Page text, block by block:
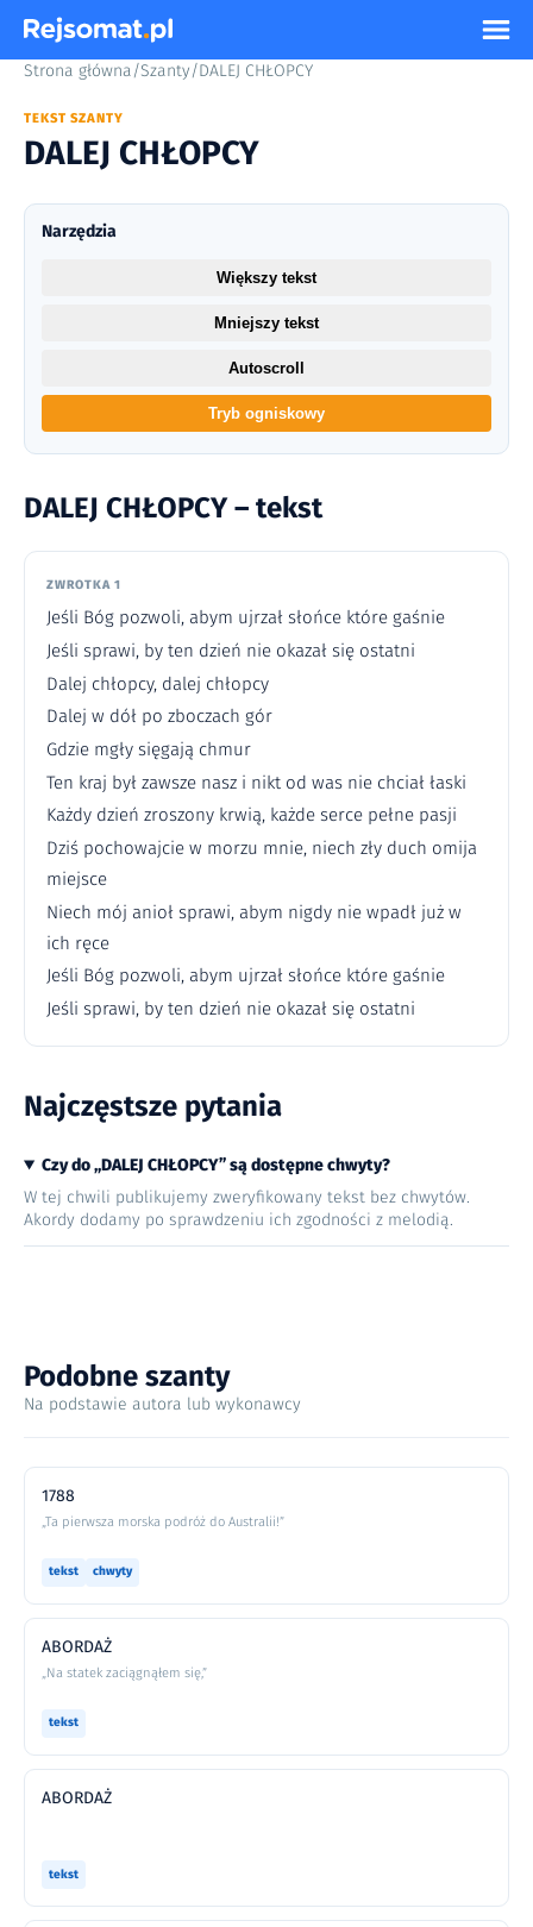
Strona główna/Szanty/DALEJ CHŁOPCY
TEKST SZANTY
DALEJ CHŁOPCY
DALEJ CHŁOPCY – tekst
ZWROTKA 1
Jeśli Bóg pozwoli, abym ujrzał słońce które gaśnie
Jeśli sprawi, by ten dzień nie okazał się ostatni
Dalej chłopcy, dalej chłopcy
Dalej w dół po zboczach gór
Gdzie mgły sięgają chmur
Ten kraj był zawsze nasz i nikt od was nie chciał łaski
Każdy dzień zroszony krwią, każde serce pełne pasji
Dziś pochowajcie w morzu mnie, niech zły duch omija
miejsce
Niech mój anioł sprawi, abym nigdy nie wpadł już w
ich ręce
Jeśli Bóg pozwoli, abym ujrzał słońce które gaśnie
Jeśli sprawi, by ten dzień nie okazał się ostatni
Najczęstsze pytania
Czy do „DALEJ CHŁOPCY” są dostępne chwyty?
W tej chwili publikujemy zweryfikowany tekst bez chwytów.
Akordy dodamy po sprawdzeniu ich zgodności z melodią.
Narzędzia
Większy tekst
Mniejszy tekst
Autoscroll
Tryb ogniskowy
Podobne szanty
Na podstawie autora lub wykonawcy
1788
„Ta pierwsza morska podróż do Australii!”
tekst chwyty
ABORDAŻ
„Na statek zaciągnąłem się,”
tekst
ABORDAŻ
tekst